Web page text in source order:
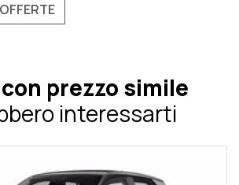
con prezzo simile
interessarti